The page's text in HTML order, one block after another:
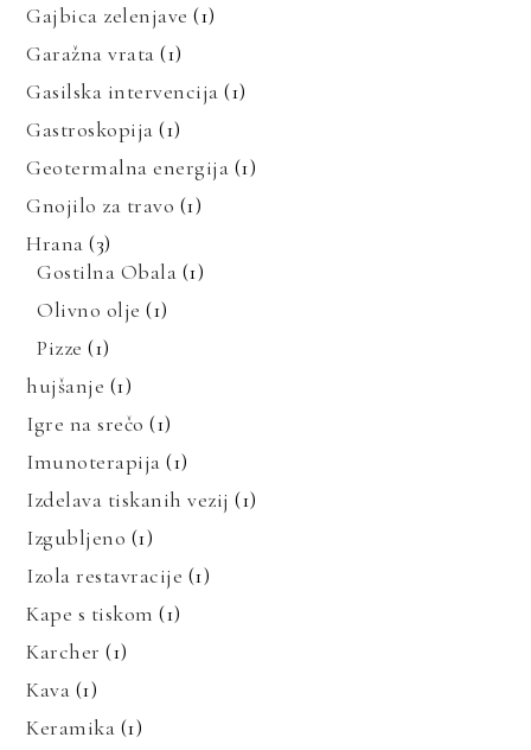
Gajbica zelenjave (1)
Garažna vrata (1)
Gasilska intervencija (1)
Gastroskopija (1)
Geotermalna energija (1)
Gnojilo za travo (1)
Hrana (3)
Gostilna Obala (1)
Olivno olje (1)
Pizze (1)
hujšanje (1)
Igre na srečo (1)
Imunoterapija (1)
Izdelava tiskanih vezij (1)
Izgubljeno (1)
Izola restavracije (1)
Kape s tiskom (1)
Karcher (1)
Kava (1)
Keramika (1)